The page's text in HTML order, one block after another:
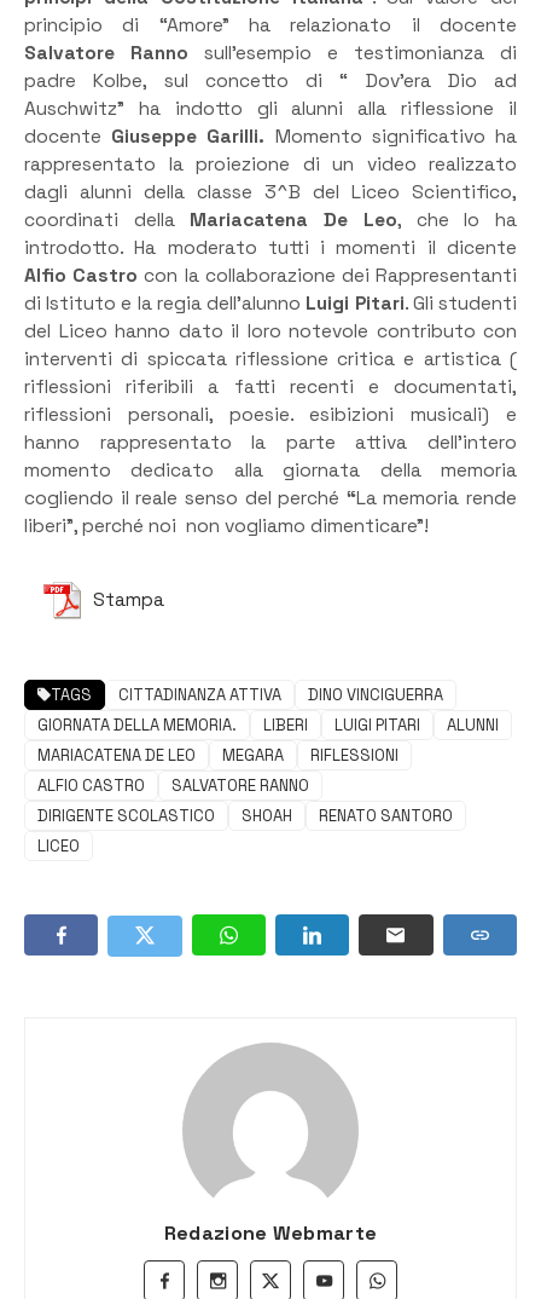
principio di “Amore” ha relazionato il docente
Salvatore Ranno sull’esempio e testimonianza di
padre Kolbe, sul concetto di “ Dov’era Dio ad
Auschwitz” ha indotto gli alunni alla riflessione il
docente Giuseppe Garilli. Momento significativo ha
rappresentato la proiezione di un video realizzato
dagli alunni della classe 3^B del Liceo Scientifico,
coordinati della Mariacatena De Leo, che lo ha
introdotto. Ha moderato tutti i momenti il dicente
Alfio Castro con la collaborazione dei Rappresentanti
di Istituto e la regia dell’alunno Luigi Pitari. Gli studenti
del Liceo hanno dato il loro notevole contributo con
interventi di spiccata riflessione critica e artistica (
riflessioni riferibili a fatti recenti e documentati,
riflessioni personali, poesie. esibizioni musicali) e
hanno rappresentato la parte attiva dell’intero
momento dedicato alla giornata della memoria
cogliendo il reale senso del perché “La memoria rende
liberi”, perché noi non vogliamo dimenticare”!
Stampa
TAGS CITTADINANZA ATTIVA
DINO VINCIGUERRA
GIORNATA DELLA MEMORIA.
LIBERI LUIGI PITARI
ALUNNI
MARIACATENA DE LEO
MEGARA
RIFLESSIONI
ALFIO CASTRO
SALVATORE RANNO
DIRIGENTE SCOLASTICO
SHOAH
RENATO SANTORO
LICEO
Redazione Webmarte